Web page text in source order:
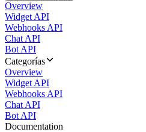
Overview
Widget API
Webhooks API
Chat API
Bot API
Categorías
Overview
Widget API
Webhooks API
Chat API
Bot API
Documentation